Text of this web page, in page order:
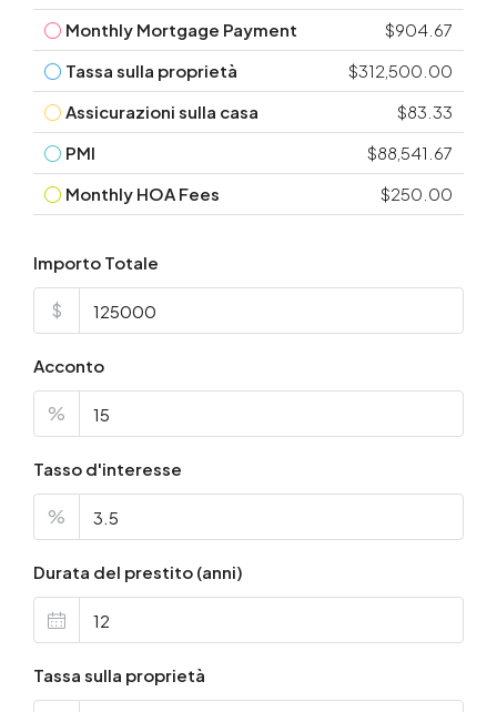
Monthly Mortgage Payment
$904.67
Tassa sulla proprietà
$312,500.00
Assicurazioni sulla casa
$83.33
PMI
$88,541.67
Monthly HOA Fees
$250.00
Importo Totale
$
Acconto
%
Tasso d'interesse
%
Durata del prestito (anni)
Tassa sulla proprietà